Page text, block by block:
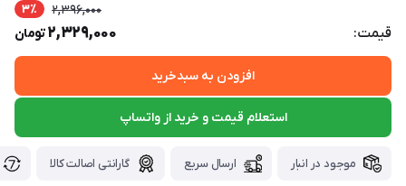
قیمت:
2,396,000 3٪
2,329,000تومان
افزودن به سبدخرید
استعلام قیمت و خرید از واتساپ
موجود در انبار ارسال سریع گارانتی اصالت کالا